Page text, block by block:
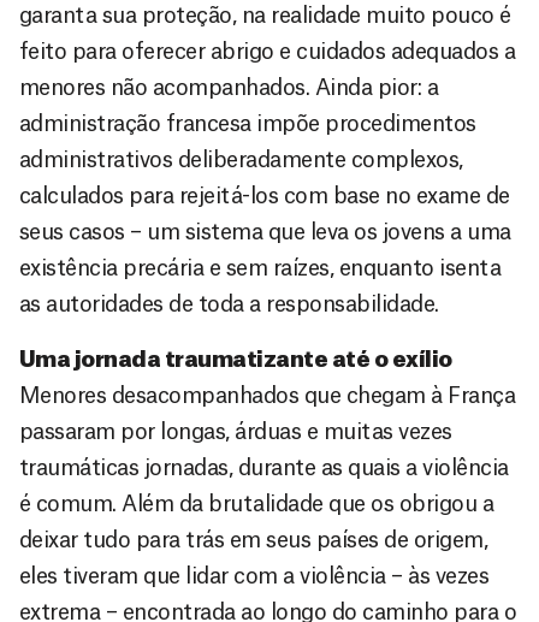
garanta sua proteção, na realidade muito pouco é
feito para oferecer abrigo e cuidados adequados a
menores não acompanhados. Ainda pior: a
administração francesa impõe procedimentos
administrativos deliberadamente complexos,
calculados para rejeitá-los com base no exame de
seus casos – um sistema que leva os jovens a uma
existência precária e sem raízes, enquanto isenta
as autoridades de toda a responsabilidade.
Uma jornada traumatizante até o exílio
Menores desacompanhados que chegam à França
passaram por longas, árduas e muitas vezes
traumáticas jornadas, durante as quais a violência
é comum. Além da brutalidade que os obrigou a
deixar tudo para trás em seus países de origem,
eles tiveram que lidar com a violência – às vezes
extrema – encontrada ao longo do caminho para o